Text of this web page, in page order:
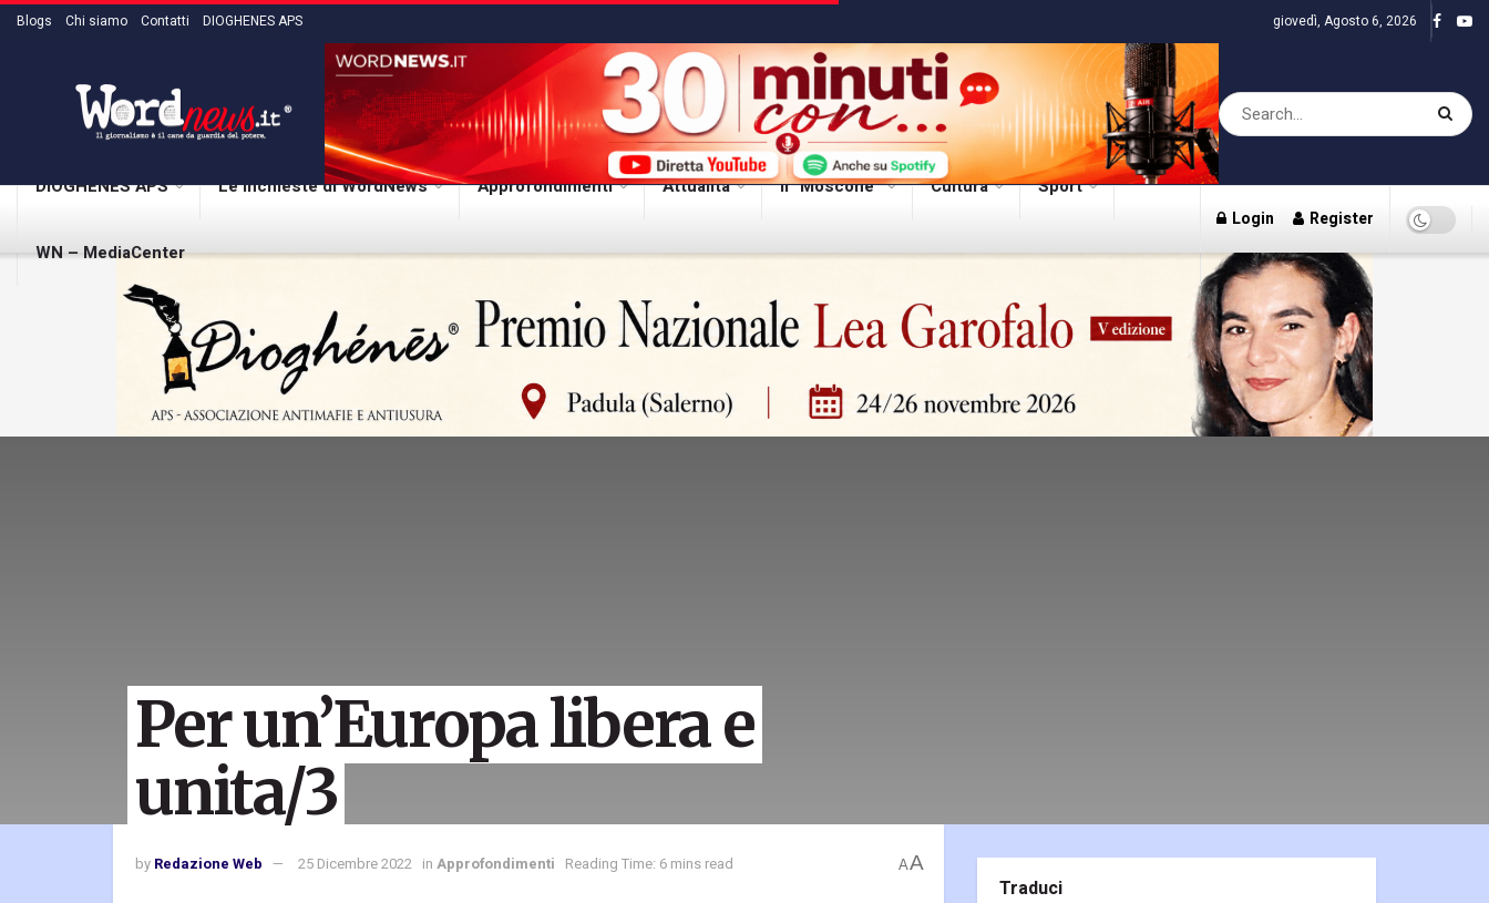
Blogs Chi siamo Contatti DIOGHENES APS giovedì, Agosto 6, 2026
DIOGHENES APS Le inchieste di WordNews Approfondimenti Attualità Il “Moscone” Cultura Sport
WN – MediaCenter
Login Register
Per un’Europa libera e
unita/3
by Redazione Web 25 Dicembre 2022 in Approfondimenti Reading Time: 6 mins read AA
Traduci